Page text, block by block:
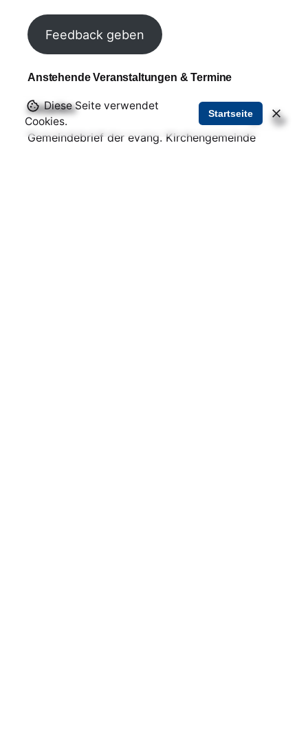
Feedback geben
Anstehende Veranstaltungen & Termine
Aktuelles
Gemeindebrief der evang. Kirchengemeinde
Diese Seite verwendet
Cookies.
Startseite